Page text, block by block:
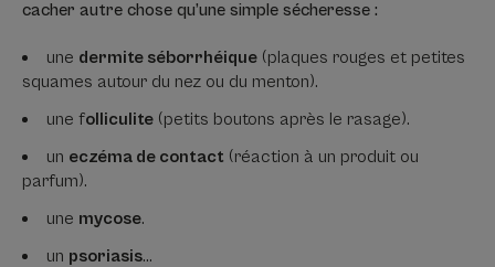
cacher autre chose qu’une simple sécheresse :
une dermite séborrhéique (plaques rouges et petites
squames autour du nez ou du menton).
une folliculite (petits boutons après le rasage).
un eczéma de contact (réaction à un produit ou
parfum).
une mycose.
un psoriasis…